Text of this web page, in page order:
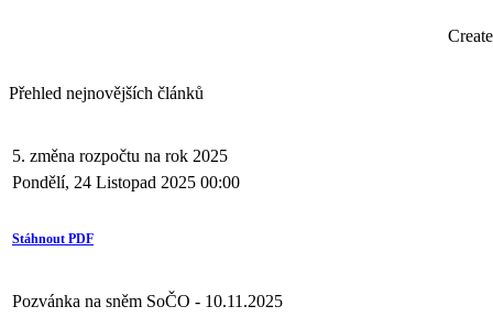
Přehled nejnovějších článků
5. změna rozpočtu na rok 2025
Pondělí, 24 Listopad 2025 00:00
Stáhnout PDF
Pozvánka na sněm SoČO - 10.11.2025